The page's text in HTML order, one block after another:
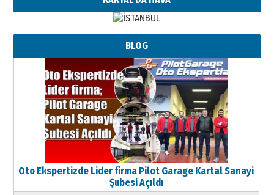
BLOG
Oto Ekspertizde Lider firma Pilot Garage Kartal Sanayi
Şubesi Açıldı